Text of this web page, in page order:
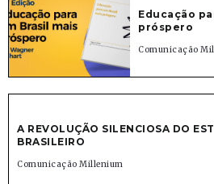
Educação
próspero
Comunicação
A REVOLUÇÃO SILENCIOSA DO
BRASILEIRO
Comunicação Millenium